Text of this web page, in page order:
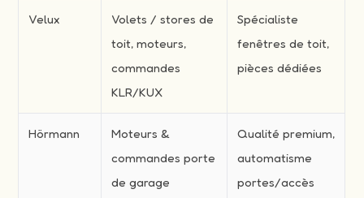
Velux
Volets / stores de
toit, moteurs,
commandes
KLR/KUX
Spécialiste
fenêtres de toit,
pièces dédiées
Hörmann
Moteurs &
commandes porte
de garage
Qualité premium,
automatisme
portes/accès